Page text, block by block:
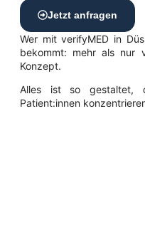
Jetzt anfragen
Wer mit verifyMED in
bekommt: mehr als nur
Konzept.
Alles ist so gestaltet,
Patient:innen